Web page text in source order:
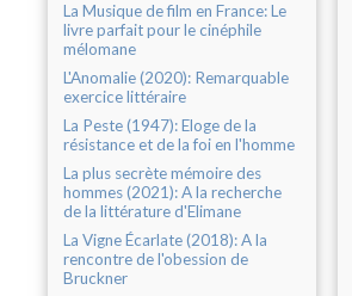
La Musique de film en France: Le
livre parfait pour le cinéphile
mélomane
L'Anomalie (2020): Remarquable
exercice littéraire
La Peste (1947): Eloge de la
résistance et de la foi en l'homme
La plus secrète mémoire des
hommes (2021): A la recherche
de la littérature d'Elimane
La Vigne Écarlate (2018): A la
rencontre de l'obession de
Bruckner